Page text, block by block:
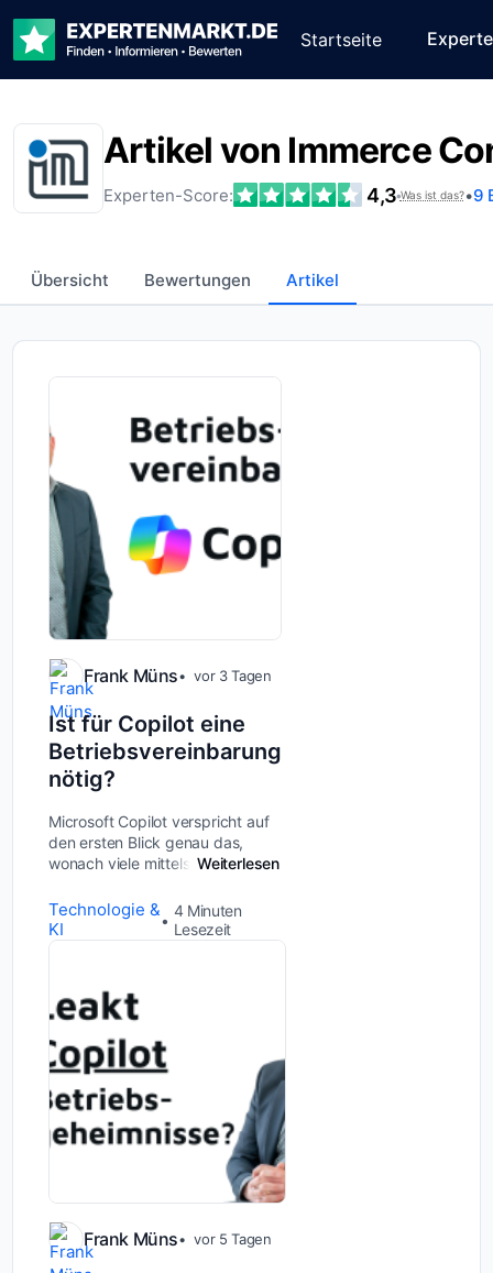
Startseite
Artikel von Immerce
Experten-Score: 4,3•Was ist das?•9
Übersicht Bewertungen Artikel
Frank Müns vor 3 Tagen
Ist für Copilot eine
Betriebsvereinbarung
nötig?
Microsoft Copilot verspricht auf
den ersten Blick genau das,
wonach viele mittelständische
schnellen, unkomplizierten
Einstieg in die KI-Welt. Ein Klick,
und schon steht ange...
Weiterlesen
Technologie &
KI
4 Minuten
Lesezeit
Frank Müns vor 5 Tagen